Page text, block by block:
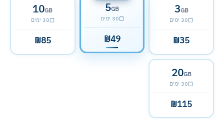
3GB
30 ימים
₪35
5GB
30 ימים
₪49
10GB
30 ימים
₪85
20GB
30 ימים
₪115